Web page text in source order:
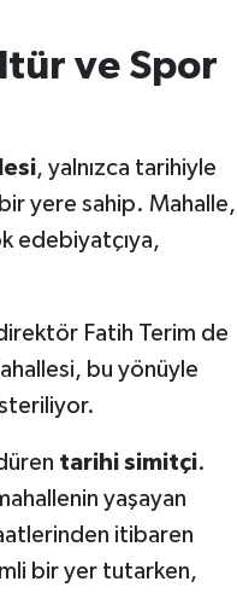
ve Spor
, yalnızca tarihiyle
yere sahip. Mahalle,
edebiyatçıya,
Fatih Terim de
bu yönüyle
tarihi simitçi.
yaşayan
itibaren
bir yer tutarken,